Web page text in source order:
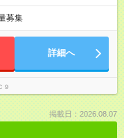
り ※業務に慣れてきたら裁
は御座います。
募集
詳細へ
９
掲載日：2026.08.07